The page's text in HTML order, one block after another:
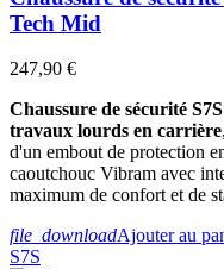
Tech Mid
247,90 €
Chaussure de sécurité
travaux lourds en carrière
d'un embout de protection
caoutchouc Vibram avec
maximum de confort et de
file_downloadAjouter au
S7S